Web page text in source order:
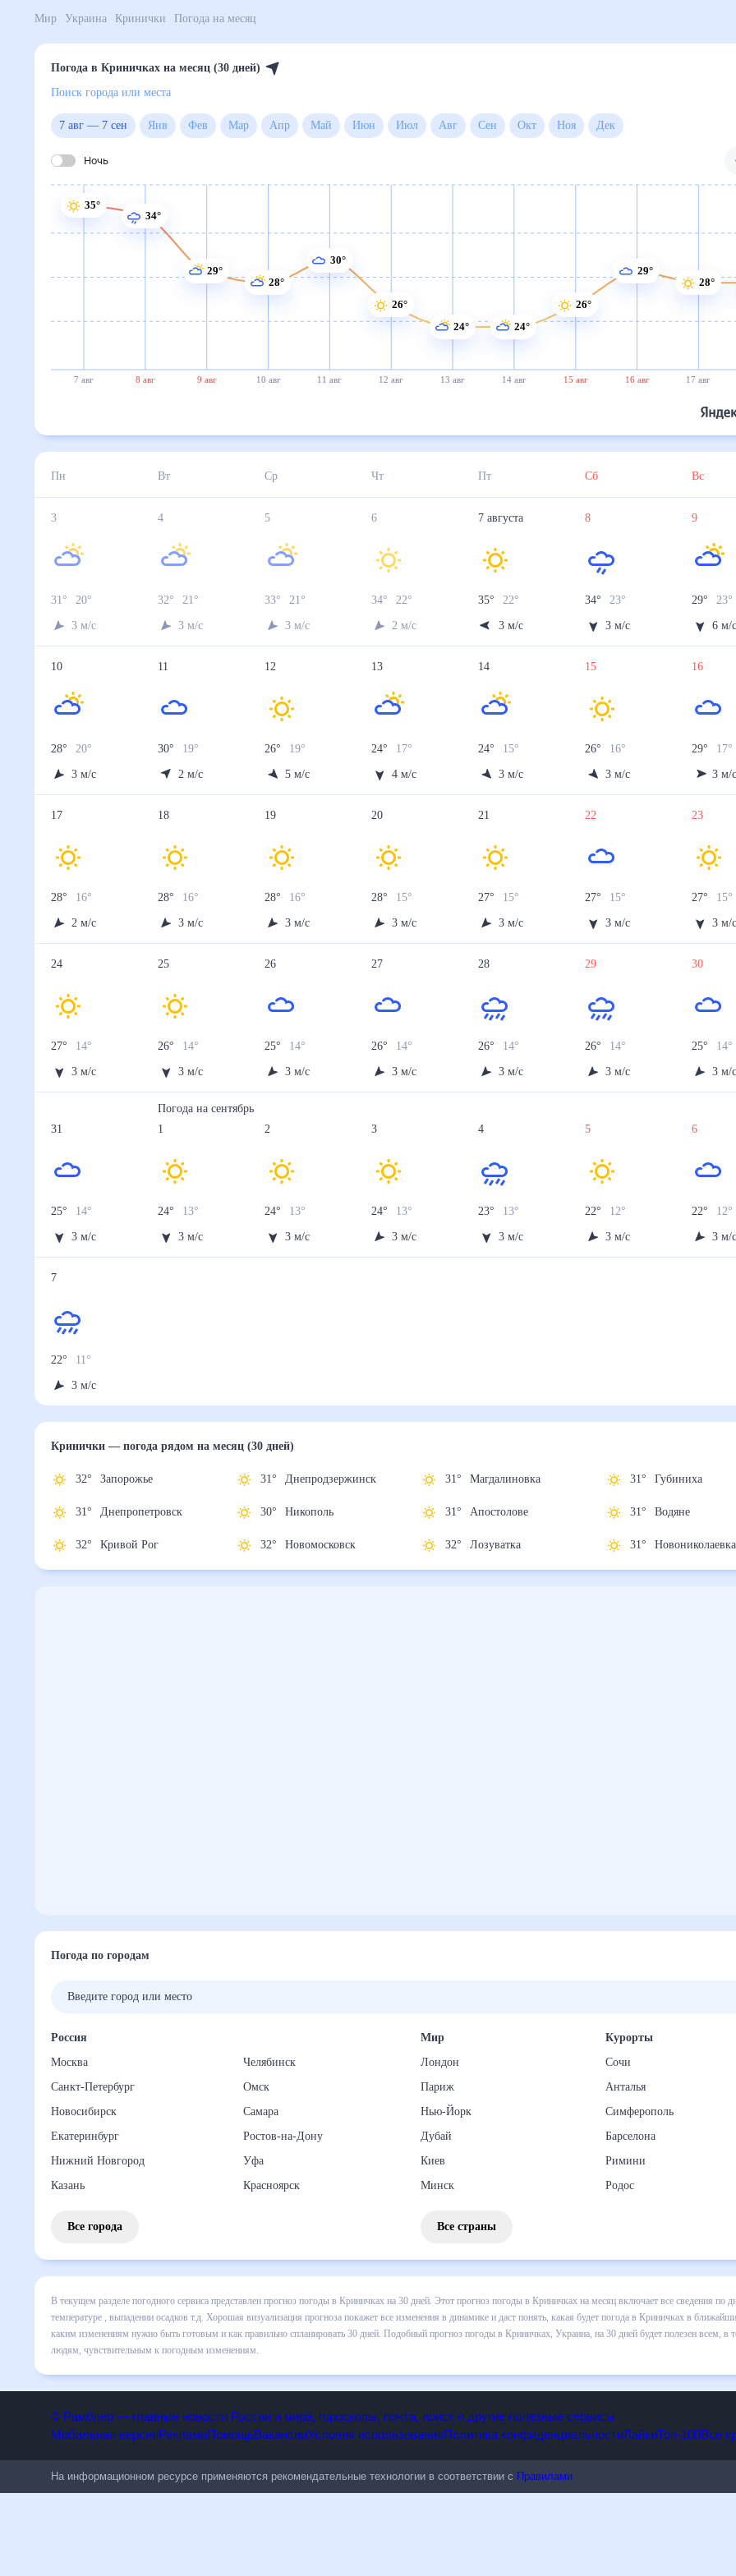
Мир Украина Кринички Погода на месяц
Погода в Криничках на месяц (30 дней)
Поиск города или места
7 авг—7 сен Янв Фев Мар Апр Май Июн Июл Авг Сен Окт Ноя
Ночь
7 авг 8 авг 9 авг 10 авг 11 авг 12 авг 13 авг 14 авг 15 авг 16 авг 17 авг
35°
34°
29°
28°
30°
26°
24°
24°
26°
29°
28°
Пн Вт Ср Чт Пт Сб Вс
3
31° 20°
3 м/с
4
32° 21°
3 м/с
5
33° 21°
3 м/с
6
34° 22
2 м/с
7 августа
35° 22°
3 м/с
8
34° 23
3 м/с
9
29° 23
6 м/
10
28° 20
3 м/с
11
30° 19°
2 м/с
12
26° 19°
5 м/с
13
24° 17°
4 м/с
14
24° 15°
3 м/с
15
26° 16°
3 м/с
16
29° 17°
3 м/
17
28° 16°
2 м/с
18
28° 16°
3 м/с
19
28° 16°
3 м/с
20
28° 15°
3 м/с
21
27° 15°
3 м/с
22
27° 15°
3 м/с
23
27° 15°
3 м/
24
27° 14°
3 м/с
25
26° 14°
3 м/с
26
25° 14°
3 м/с
27
26° 14°
3 м/с
28
26° 14°
3 м/с
29
26° 14°
3 м/с
30
25° 14°
3 м/
31
25° 14°
3 м/с
Погода насентябрь
1
24° 13°
3 м/с
2
24° 13°
3 м/с
3
24° 13°
3 м/с
4
23° 13°
3 м/с
5
22° 12°
3 м/с
6
22° 12°
3 м/
7
22° 11°
3 м/с
Кринички— погода рядомна месяц (30 дней)
32° Запорожье
31° Днепропетровск
32° Кривой Рог
31° Днепродзержинск
30° Никополь
32° Новомосковск
31° Магдалиновка
31° Апостолове
32° Лозуватка
31° Губиниха
31° Водяне
31°
Погода по городам
Россия
Москва
Санкт-Петербург
Новосибирск
Екатеринбург
Нижний Новгород
Казань
Челябинск
Омск
Самара
Ростов-на-Дону
Уфа
Красноярск
Все города
Мир
Лондон
Париж
Нью-Йорк
Дубай
Киев
Минск
Курорты
Сочи
Анталья
Симферополь
Барселона
Римини
Родос
Все страны
В текущем разделе погодного сервиса представлен прогноз погоды в Криничках на 30 дней. Этот прогноз погоды в Криничках
включает все сведения по дневной температуре , выпадении осадков т.д. Хорошая визуализация прогноза покажет все
динамике и даст понять, какая будет погода в Криничках в ближайший месяц, к каким изменениям нужно быть готовым и как
спланировать 30 дней. Подобный прогноз погоды в Криничках, Украина, на 30 дней будет полезен всем, в том числе людям,
© Рамблер — главные новости России и мира, гороскопы, почта, поиск и другие полезные сервисы
На информационном ресурсе применяются рекомендательные технологии в соответствии сПравилами